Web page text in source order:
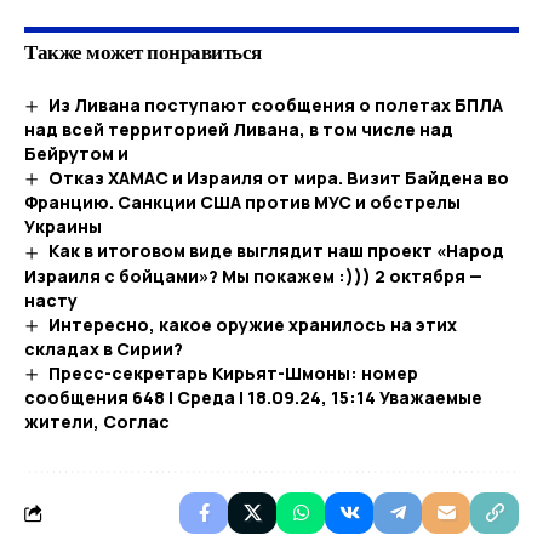
Также может понравиться
Из Ливана поступают сообщения о полетах БПЛА
над всей территорией Ливана, в том числе над
Бейрутом и
Отказ ХАМАС и Израиля от мира. Визит Байдена во
Францию. Санкции США против МУС и обстрелы
Украины
Как в итоговом виде выглядит наш проект «Народ
Израиля с бойцами»? Мы покажем :))) 2 октября —
насту
Интересно, какое оружие хранилось на этих
складах в Сирии?
Пресс-секретарь Кирьят-Шмоны: номер
сообщения 648 | Среда | 18.09.24, 15:14 Уважаемые
жители, Соглас